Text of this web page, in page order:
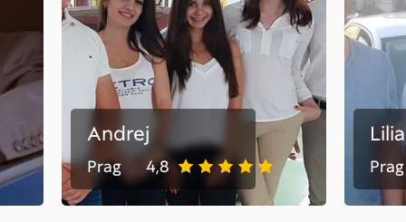
Andrej
Prag 4,8
Lilia
Prag